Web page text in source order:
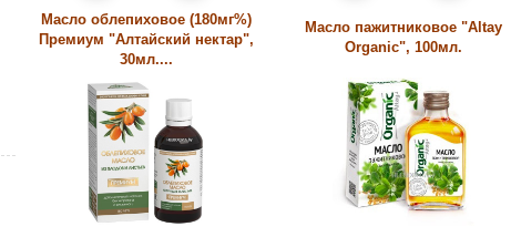
Масло облепиховое (180мг%)
Премиум "Алтайский нектар",
30мл....
Масло пажитниковое "Altay
Organic", 100мл.